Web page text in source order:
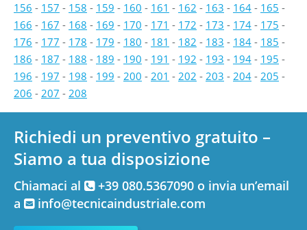
156 - 157 - 158 - 159 - 160 - 161 - 162 - 163 - 164 - 165 -
166 - 167 - 168 - 169 - 170 - 171 - 172 - 173 - 174 - 175 -
176 - 177 - 178 - 179 - 180 - 181 - 182 - 183 - 184 - 185 -
186 - 187 - 188 - 189 - 190 - 191 - 192 - 193 - 194 - 195 -
196 - 197 - 198 - 199 - 200 - 201 - 202 - 203 - 204 - 205 -
206 - 207 - 208
Richiedi un preventivo gratuito –
Siamo a tua disposizione
Chiamaci al
+39 080.5367090 o invia un’email
a
info@tecnicaindustriale.com